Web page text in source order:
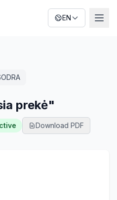
EN
prekė"
Download PDF